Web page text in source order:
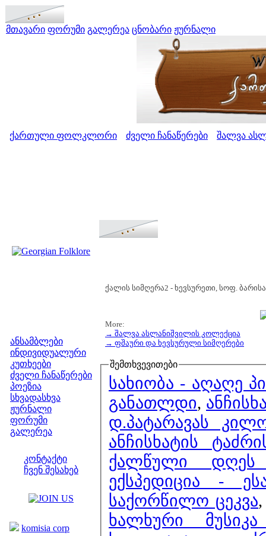
მთავარი ფორუმი გალერეა ცნობარი ჟურნალი
ქართული ფოლკლორი ძველი ჩანაწერები შალვა
ანსამბლები
ინდივიდუალური
კუთხეები
ძველი ჩანაწერები
პოეზია
სხვადასხვა
ჟურნალი
ფორუმი
გალერეა
კონტაქტი
ჩვენ შესახებ
komisia corp
ქალის სიმღერა2 - ხევსურეთი, სოფ.
More:
→ შალვა ასლანიშვილის კოლექცია
→ ფშაური და ხევსურული სიმღერები
შემთხვევითები
სახიობა - აღაღე
განათლდი,
დ.პატარავას
ანჩისხატის
ქალწული დღეს
ექსპედიცია -
საქორწილო ცეკვა
ხალხური